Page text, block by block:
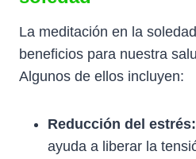
La meditación en la
beneficios para nuestra
Algunos de ellos incluyen:
Reducción del estrés:
ayuda a liberar la